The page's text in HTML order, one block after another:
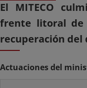
El MITECO
frente litoral de
recuperación del
Actuaciones del